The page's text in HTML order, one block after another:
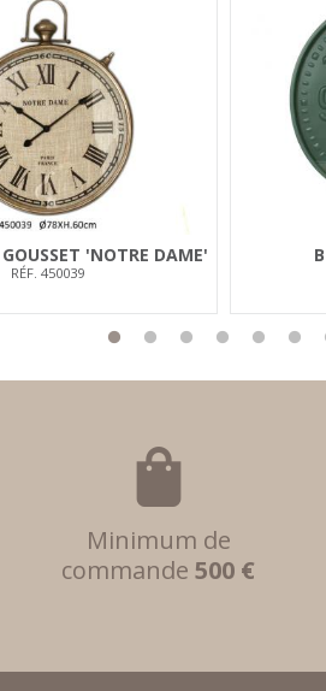
'NOTRE DAME'
RÉF. 450039
Minimum de
commande500 €